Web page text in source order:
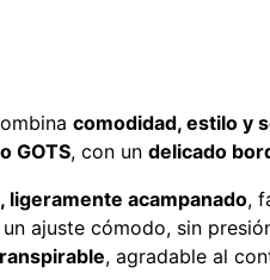
comodidad, estilo y
GOTS, con un delicado
ligeramente acampanado,
ajuste cómodo, sin
, agradable al